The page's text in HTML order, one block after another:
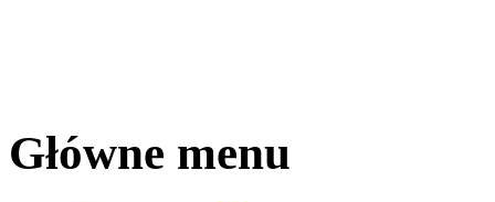
Główne menu